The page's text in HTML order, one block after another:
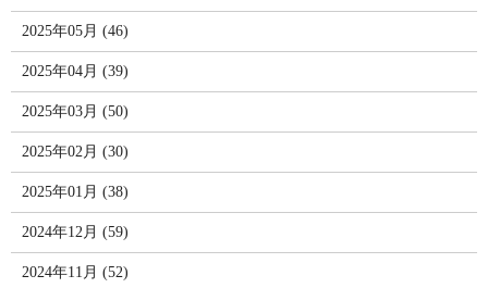
2025年05月 (46)
2025年04月 (39)
2025年03月 (50)
2025年02月 (30)
2025年01月 (38)
2024年12月 (59)
2024年11月 (52)